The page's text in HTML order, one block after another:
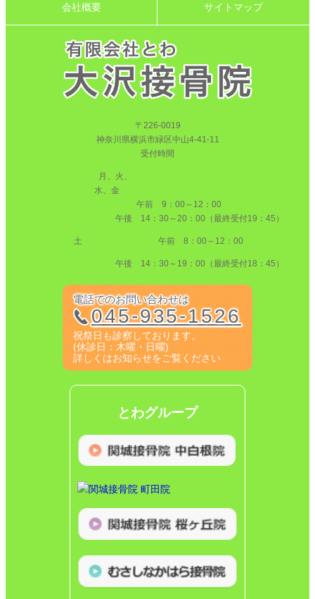
会社概要 サイトマップ
〒226-0019
神奈川県横浜市緑区中山4-41-11
受付時間
月、火、
水、金
午前 9：00～12：00
午後 14：30～20：00（最終受付19：45）
土 午前 8：00～12：00
午後 14：30～19：00（最終受付18：45）
電話でのお問い合わせは
045-935-1526
祝祭日も診察しております。
(休診日：木曜・日曜)
詳しくはお知らせをご覧ください
とわグループ